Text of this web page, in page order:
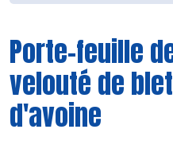
Porte-feuille
velouté de
d'avoine